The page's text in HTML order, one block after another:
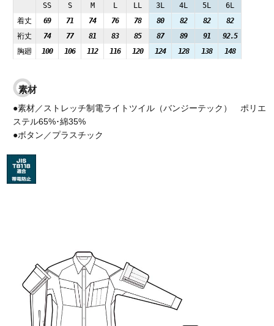
SS S M L LL 3L 4L 5L
6L
着丈
69 71 74 76 78 80 82 82
82
裄丈
74 77 81 83 85 87 89 91
92.5
胸廻
100 106 112 116 120 124 128 138 148
素材
●素材／ストレッチ制電ライトツイル（バンジーテック） ポリエ
ステル65%･綿35%
●ボタン／プラスチック